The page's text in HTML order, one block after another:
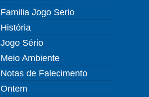
Familia Jogo Serio
História
Jogo Sério
Meio Ambiente
Notas de Falecimento
Ontem